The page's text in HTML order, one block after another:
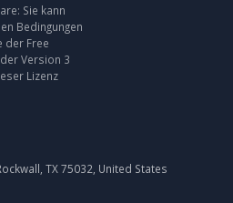
Sie kann
Bedingungen
der Free
Version 3
Lizenz
TX 75032, United States